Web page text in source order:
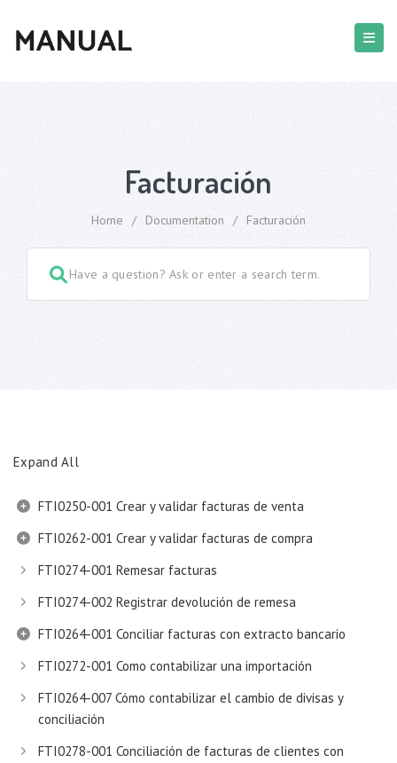
Facturación
Home / Documentation / Facturación
Expand All
FTI0250-001 Crear y validar facturas de venta
FTI0262-001 Crear y validar facturas de compra
FTI0274-001 Remesar facturas
FTI0274-002 Registrar devolución de remesa
FTI0264-001 Conciliar facturas con extracto bancario
FTI0272-001 Como contabilizar una importación
FTI0264-007 Cómo contabilizar el cambio de divisas y
conciliación
FTI0278-001 Conciliación de facturas de clientes con